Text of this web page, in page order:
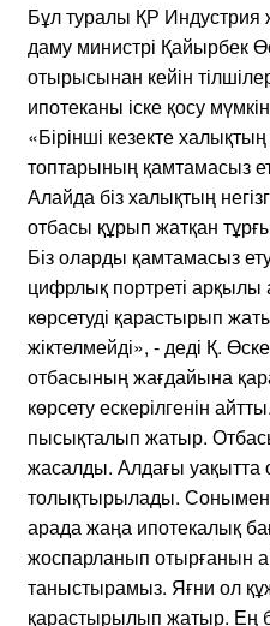
Бұл туралы ҚР
даму министрі Қайырбек
отырысынан кейін
ипотеканы іске қосу
«Бірінші кезекте
топтарының қамтамасыз
Алайда біз халықтың
отбасы құрып жатқан
Біз оларды қамтамасыз
цифрлық портреті арқылы
көрсетуді қарастырып
жіктелмейді», - деді Қ.
отбасының жағдайына
көрсету ескерілгенін
пысықталып жатыр.
жасалды. Алдағы
толықтырылады. Сонымен
арада жаңа ипотекалық
жоспарланып отырғанын
таныстырамыз. Яғни ол
қарастырылып жатыр. Ең